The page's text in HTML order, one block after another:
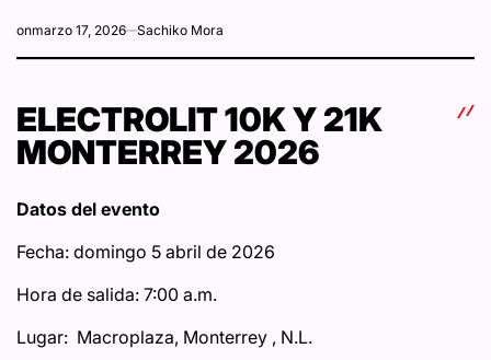
onmarzo 17, 2026 Sachiko Mora
ELECTROLIT 10K Y 21K
MONTERREY 2026
Datos del evento
Fecha: domingo 5 abril de 2026
Hora de salida: 7:00 a.m.
Lugar: Macroplaza, Monterrey , N.L.